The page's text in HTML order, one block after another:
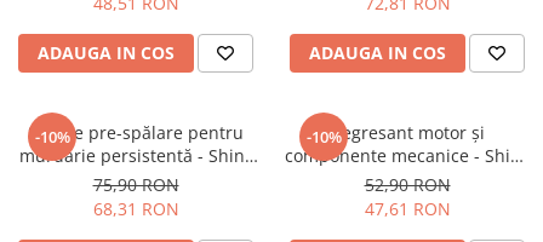
ADAUGA IN COS ADAUGA IN COS
-10%
Soluție pre-spălare pentru
murdărie persistentă - Shiny
Garage Citrus Infused TFR (1L)
75,90 RON
68,31 RON
-10%Degresant motor și
componente mecanice - Shiny
Garage Red Devil (1L)
52,90 RON
47,61 RON